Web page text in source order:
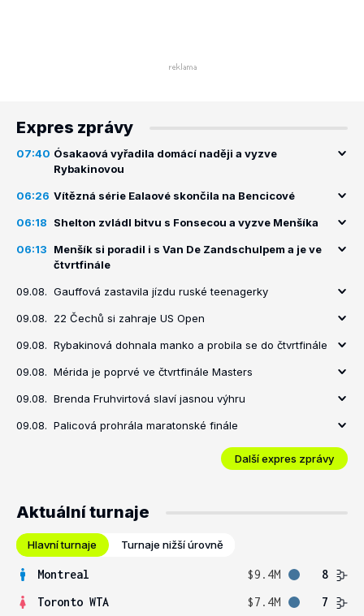
Expres zprávy
07:40 Ósakaová vyřadila domácí naději a vyzve
Rybakinovou
06:26 Vítězná série Ealaové skončila na Bencicové
06:18 Shelton zvládl bitvu s Fonsecou a vyzve Menšíka
06:13
Menšík si poradil i s Van De Zandschulpem a je ve
čtvrtfinále
09.08. Gauffová zastavila jízdu ruské teenagerky
09.08. 22 Čechů si zahraje US Open
09.08. Rybakinová dohnala manko a probila se do čtvrtfinále
09.08. Mérida je poprvé ve čtvrtfinále Masters
09.08. Brenda Fruhvirtová slaví jasnou výhru
09.08. Palicová prohrála maratonské finále
Další expres zprávy
Aktuální turnaje
Hlavní turnaje Turnaje nižší úrovně
Montreal $9.4M
8
Toronto WTA
$7.4M 7